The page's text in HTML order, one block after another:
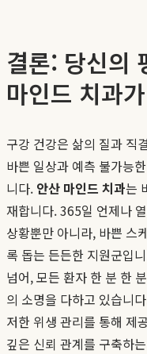
결론: 당신의
마인드 치과
구강 건강은 삶의 질과 직
바쁜 일상과 예측 불가능
니다. 안산 마인드 치과는
재합니다. 365일 언제나
상황뿐만 아니라, 바쁜 스
록 돕는 든든한 지원군입
넘어, 모든 환자 한 분 한
의 소명을 다하고 있습니
저한 위생 관리를 통해 제
깊은 신뢰 관계를 구축하